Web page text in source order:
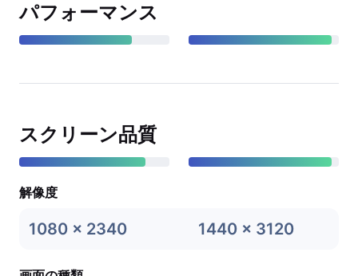
パフォーマンス
スクリーン品質
解像度
1080 x 2340 1440 x 3120